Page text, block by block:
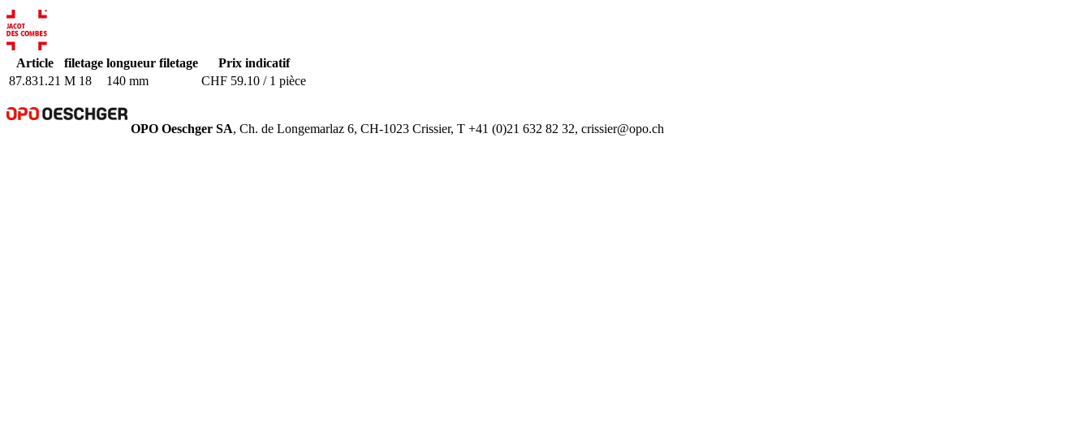
Article filetage longueur filetage
Prix indicatif
87.831.21 M 18 140 mm CHF 59.10 / 1 pièce
OPO Oeschger SA, Ch. de Longemarlaz 6, CH-1023 Crissier, T +41 (0)21 632 82 32, crissier@opo.ch